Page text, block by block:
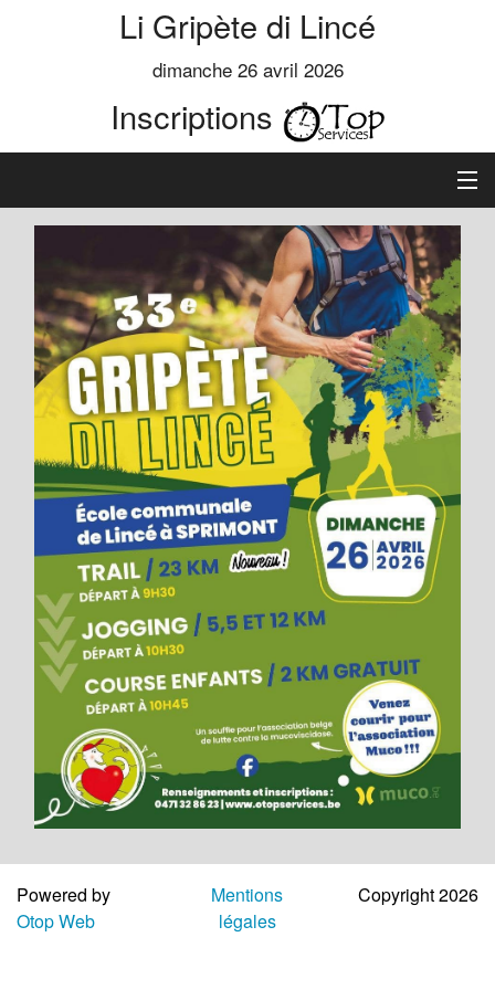
Li Gripète di Lincé
dimanche 26 avril 2026
Inscriptions
Informations
Règlement
Inscription
Classements
Powered by
Otop Web
Mentions
légales
Copyright 2026